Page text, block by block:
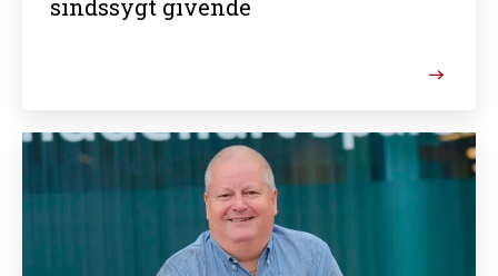
sindssygt givende